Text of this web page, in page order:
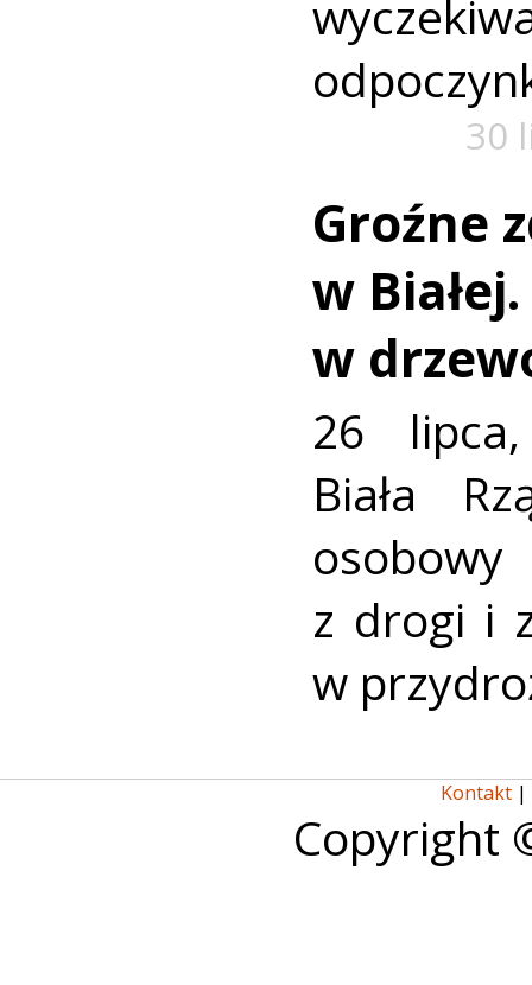
30
Groźne
w
w
26
Biała
z drogi i
w
Kontakt |
Copyright